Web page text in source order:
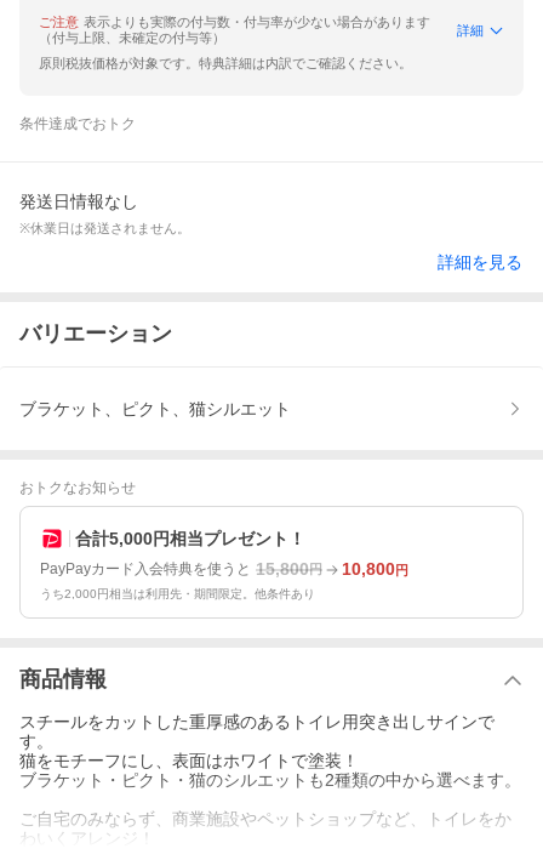
ご注意 表示よりも実際の付与数・付与率が少ない場合があります
（付与上限、未確定の付与等）
詳細
原則税抜価格が対象です。特典詳細は内訳でご確認ください。
条件達成でおトク
発送日情報なし
※休業日は発送されません。
詳細を見る
バリエーション
ブラケット、ピクト、猫シルエット
おトクなお知らせ
合計5,000円相当プレゼント！
PayPayカード入会特典を使うと 15,800円 10,800円
うち2,000円相当は利用先・期間限定。他条件あり
商品情報
スチールをカットした重厚感のあるトイレ用突き出しサインで
す。
猫をモチーフにし、表面はホワイトで塗装！
ブラケット・ピクト・猫のシルエットも2種類の中から選べます。
ご自宅のみならず、商業施設やペットショップなど、トイレをか
わいくアレンジ！